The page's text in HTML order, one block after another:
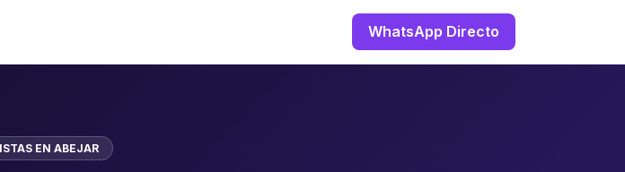
WhatsApp Directo
EN ABEJAR